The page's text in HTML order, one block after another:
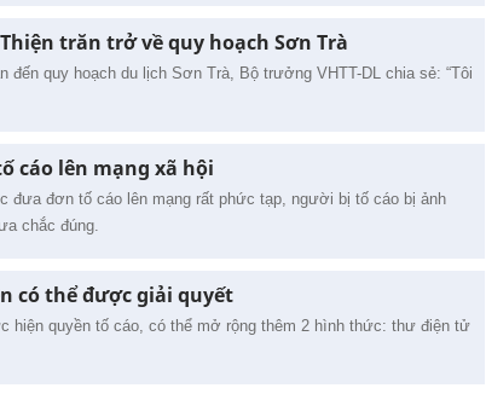
trăn trở về quy hoạch Sơn Trà
đến quy hoạch du lịch Sơn Trà, Bộ trưởng VHTT-DL chia sẻ: “Tôi
cáo lên mạng xã hội
đưa đơn tố cáo lên mạng rất phức tạp, người bị tố cáo bị ảnh
chắc đúng.
có thể được giải quyết
hiện quyền tố cáo, có thể mở rộng thêm 2 hình thức: thư điện tử